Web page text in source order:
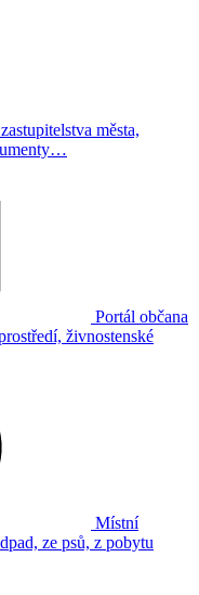
města,
Portál občana
živnostenské
Místní
ze psů, z pobytu